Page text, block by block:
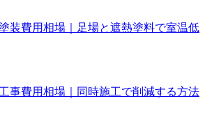
装費用相場｜足場と遮熱塗料で室温低
事費用相場｜同時施工で削減する方法